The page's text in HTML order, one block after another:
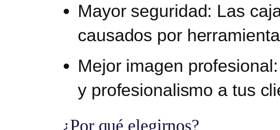
Mayor seguridad: Las
causados por
Mejor imagen profesional:
y profesionalismo a tus
¿Por qué elegirnos?